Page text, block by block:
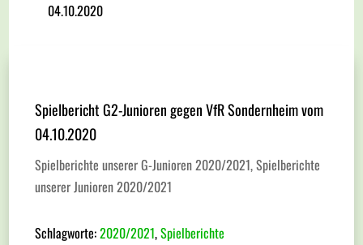
04.10.2020
Spielbericht G2-Junioren gegen VfR Sondernheim vom
04.10.2020
Spielberichte unserer G-Junioren 2020/2021,Spielberichte
unserer Junioren 2020/2021
Schlagworte:2020/2021,Spielberichte